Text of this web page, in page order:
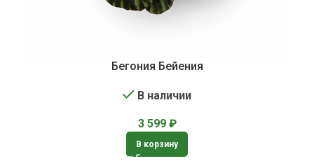
Бегония Бейения
В наличии
3 599 ₽
В корзину